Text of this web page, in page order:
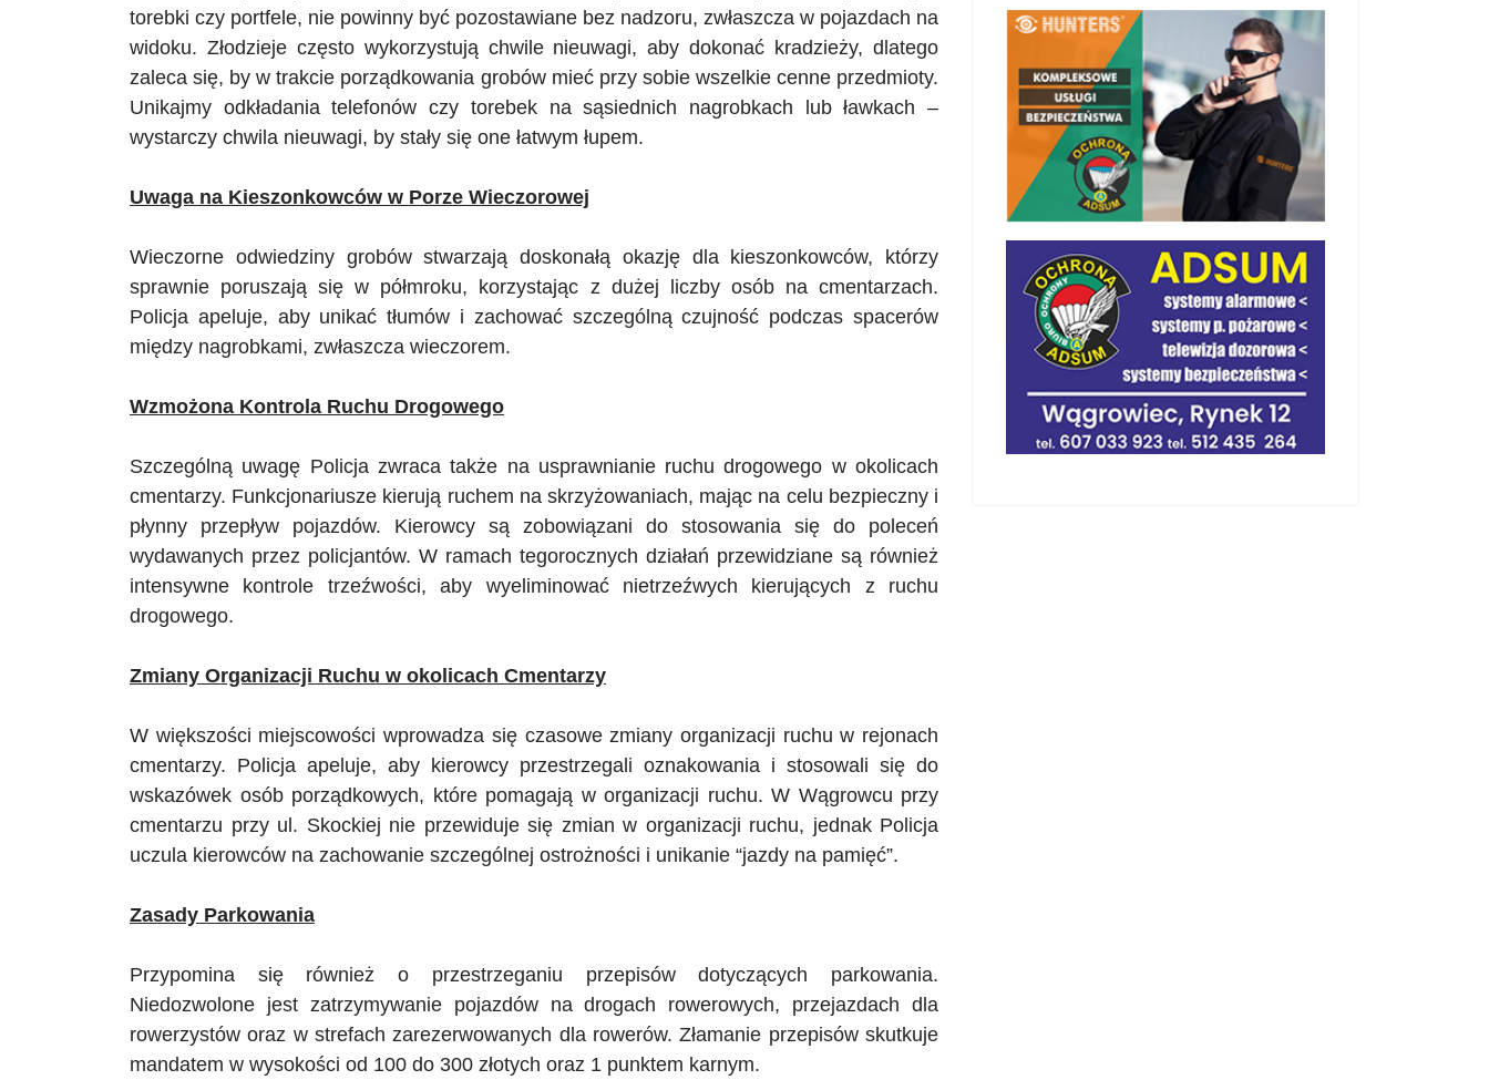
torebki czy portfele, nie powinny być pozostawiane bez nadzoru, zwłaszcza w pojazdach na
widoku. Złodzieje często wykorzystują chwile nieuwagi, aby dokonać kradzieży, dlatego
zaleca się, by w trakcie porządkowania grobów mieć przy sobie wszelkie cenne przedmioty.
Unikajmy odkładania telefonów czy torebek na sąsiednich nagrobkach lub ławkach –
wystarczy chwila nieuwagi, by stały się one łatwym łupem.
Uwaga na Kieszonkowców w Porze Wieczorowej
Wieczorne odwiedziny grobów stwarzają doskonałą okazję dla kieszonkowców, którzy
sprawnie poruszają się w półmroku, korzystając z dużej liczby osób na cmentarzach.
Policja apeluje, aby unikać tłumów i zachować szczególną czujność podczas spacerów
między nagrobkami, zwłaszcza wieczorem.
Wzmożona Kontrola Ruchu Drogowego
Szczególną uwagę Policja zwraca także na usprawnianie ruchu drogowego w okolicach
cmentarzy. Funkcjonariusze kierują ruchem na skrzyżowaniach, mając na celu bezpieczny i
płynny przepływ pojazdów. Kierowcy są zobowiązani do stosowania się do poleceń
wydawanych przez policjantów. W ramach tegorocznych działań przewidziane są również
intensywne kontrole trzeźwości, aby wyeliminować nietrzeźwych kierujących z ruchu
drogowego.
Zmiany Organizacji Ruchu w okolicach Cmentarzy
W większości miejscowości wprowadza się czasowe zmiany organizacji ruchu w rejonach
cmentarzy. Policja apeluje, aby kierowcy przestrzegali oznakowania i stosowali się do
wskazówek osób porządkowych, które pomagają w organizacji ruchu. W Wągrowcu przy
cmentarzu przy ul. Skockiej nie przewiduje się zmian w organizacji ruchu, jednak Policja
uczula kierowców na zachowanie szczególnej ostrożności i unikanie “jazdy na pamięć”.
Zasady Parkowania
Przypomina się również o przestrzeganiu przepisów dotyczących parkowania.
Niedozwolone jest zatrzymywanie pojazdów na drogach rowerowych, przejazdach dla
rowerzystów oraz w strefach zarezerwowanych dla rowerów. Złamanie przepisów skutkuje
mandatem w wysokości od 100 do 300 złotych oraz 1 punktem karnym.